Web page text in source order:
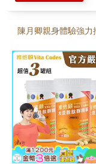
陳月卿親身體驗強力